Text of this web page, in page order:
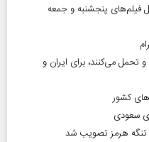
فیلم‌های پنجشنبه و جمعه
می‌کنند، برای ایران و
سعودی
تنگه هرمز تصویب شد